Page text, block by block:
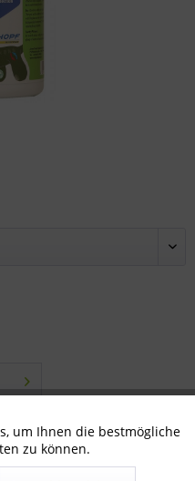
Aktiv
um Ihnen die bestmögliche
zu können.